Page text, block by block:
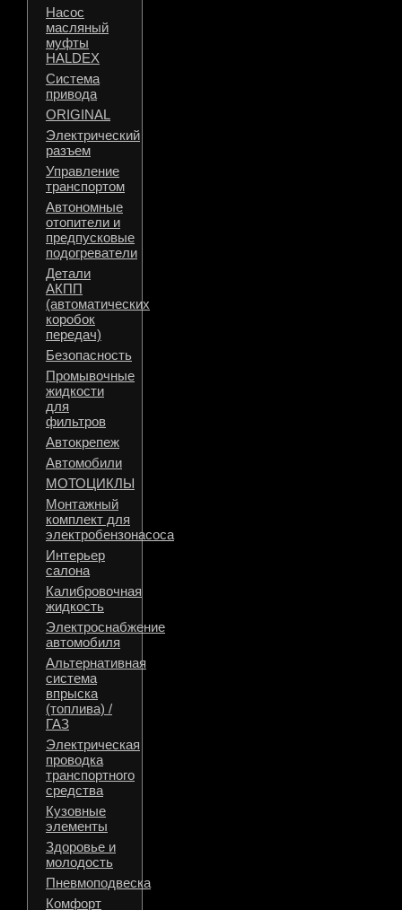
Насос
масляный
муфты
HALDEX
Система
привода
ORIGINAL
Электрический
разъем
Управление
транспортом
Автономные
отопители и
предпусковые
подогреватели
Детали
АКПП
(автоматических
коробок
передач)
Безопасность
Промывочные
жидкости
для
фильтров
Автокрепеж
Автомобили
МОТОЦИКЛЫ
Монтажный
комплект для
электробензонасоса
Интерьер
салона
Калибровочная
жидкость
Электроснабжение
автомобиля
Альтернативная
система
впрыска
(топлива) /
ГАЗ
Электрическая
проводка
транспортного
средства
Кузовные
элементы
Здоровье и
молодость
Пневмоподвеска
Комфорт